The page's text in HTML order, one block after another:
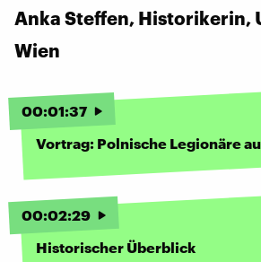
Anka Steffen, Historikerin,
Wien
00:01:37
Vortrag: Polnische Legionäre
00:02:29
Historischer Überblick